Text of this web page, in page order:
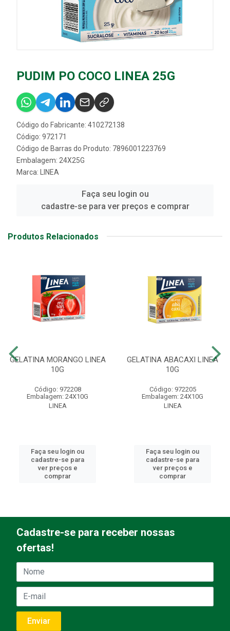
PUDIM PO COCO LINEA 25G
Código do Fabricante: 410272138
Código: 972171
Código de Barras do Produto: 7896001223769
Embalagem: 24X25G
Marca: LINEA
Faça seu login ou
cadastre-se para ver preços e comprar
Produtos Relacionados
GELATINA MORANGO LINEA
10G
Código: 972208
Embalagem: 24X10G
LINEA
Faça seu login ou
cadastre-se para
ver preços e
comprar
GELATINA ABACAXI LINEA
10G
Código: 972205
Embalagem: 24X10G
LINEA
Faça seu login ou
cadastre-se para
ver preços e
comprar
Cadastre-se para receber nossas
ofertas!